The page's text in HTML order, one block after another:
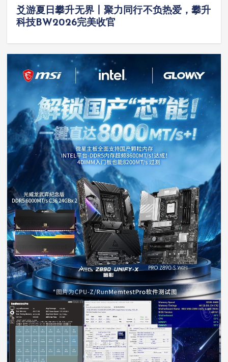
爻游夏日攀升无界丨聚力同行不负热爱，攀升
科技BW2026完美收官